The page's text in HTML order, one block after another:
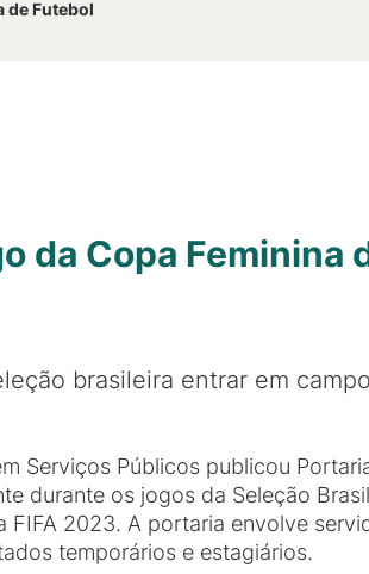
de Futebol
da Copa Feminina
brasileira entrar em
Serviços Públicos publicou
durante os jogos da Seleção
FIFA 2023. A portaria envolve
temporários e estagiários.